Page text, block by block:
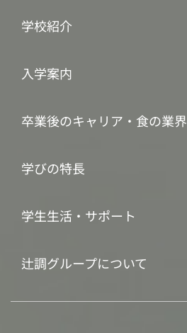
学校紹介
入学案内
卒業後のキャリア・食の業界
学びの特長
学生生活・サポート
辻調グループについて